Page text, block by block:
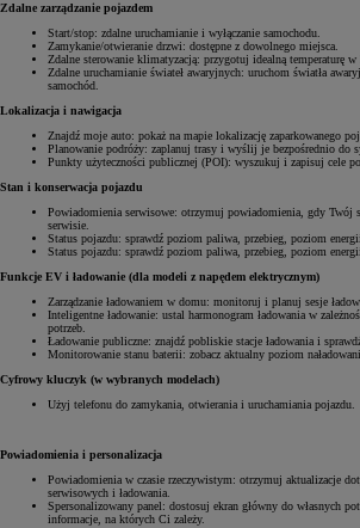
Zdalne zarządzanie pojazdem
Start/stop: zdalne uruchamianie i wyłączanie samochodu.
Zamykanie/otwieranie drzwi: dostępne z dowolnego miejsca.
Zdalne sterowanie klimatyzacją: przygotuj idealną temperaturę w
Zdalne uruchamianie świateł awaryjnych: uruchom światła
samochód.
Lokalizacja i nawigacja
Znajdź moje auto: pokaż na mapie lokalizację zaparkowanego
Planowanie podróży: zaplanuj trasy i wyślij je bezpośrednio do
Punkty użyteczności publicznej (POI): wyszukuj i zapisuj cele
Stan i konserwacja pojazdu
Powiadomienia serwisowe: otrzymuj powiadomienia, gdy Twój
serwisie.
Status pojazdu: sprawdź poziom paliwa, przebieg, poziom
Status pojazdu: sprawdź poziom paliwa, przebieg, poziom
Funkcje EV i ładowanie (dla modeli z napędem elektrycznym)
Zarządzanie ładowaniem w domu: monitoruj i planuj sesje
Inteligentne ładowanie: ustal harmonogram ładowania w
potrzeb.
Ładowanie publiczne: znajdź pobliskie stacje ładowania i
Monitorowanie stanu baterii: zobacz aktualny poziom
Cyfrowy kluczyk (w wybranych modelach)
Użyj telefonu do zamykania, otwierania i uruchamiania pojazdu.
Powiadomienia i personalizacja
Powiadomienia w czasie rzeczywistym: otrzymuj aktualizacje
serwisowych i ładowania.
Spersonalizowany panel: dostosuj ekran główny do własnych
informacje, na których Ci zależy.